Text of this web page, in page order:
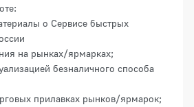
о Сервисе быстрых
на рынках/ярмарках;
безналичного способа
прилавках рынков/ярмарок;